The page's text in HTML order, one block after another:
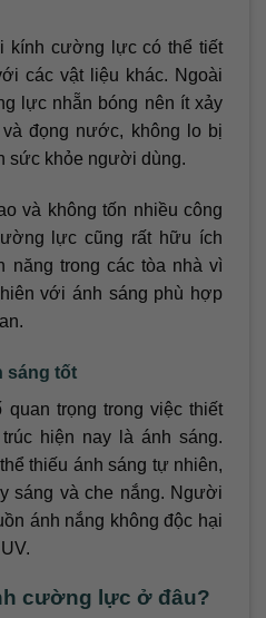
kính cường lực có thể tiết
các vật liệu khác. Ngoài
lực nhẵn bóng nên ít xảy
đọng nước, không lo bị
sức khỏe người dùng.
và không tốn nhiều công
lực cũng rất hữu ích
năng trong các tòa nhà vì
với ánh sáng phù hợp
sáng tốt
quan trọng trong việc thiết
hiện nay là ánh sáng.
thiếu ánh sáng tự nhiên,
sáng và che nắng. Người
ánh nắng không độc hại
cường lực ở đâu?